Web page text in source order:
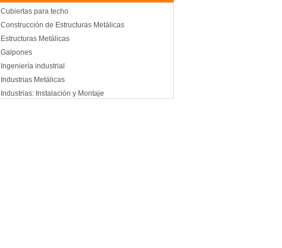
Cubiertas para techo
Construcción de Estructuras Metálicas
Estructuras Metálicas
Galpones
Ingeniería industrial
Industrias Metálicas
Industrias: Instalación y Montaje